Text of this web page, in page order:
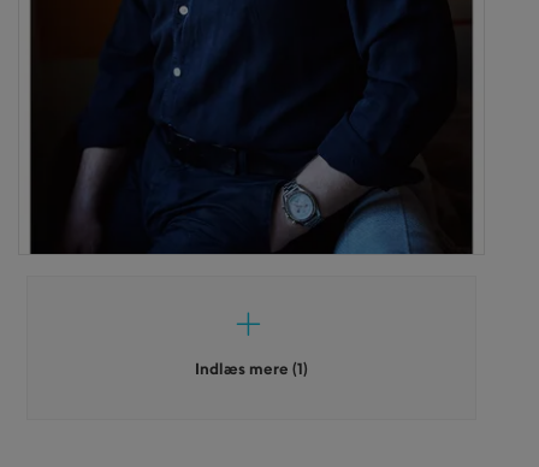
Indlæs mere (1)